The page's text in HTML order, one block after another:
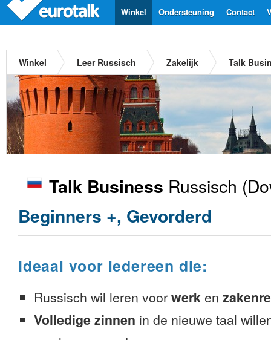
Contact
Ondersteuning
Winkel
Winkel Leer Russisch Zakelijk Talk
Talk Business Russisch
Beginners +, Gevorderd
Ideaal voor iedereen die:
Russisch wil leren voor werk en
Volledige zinnen in de nieuwe taal